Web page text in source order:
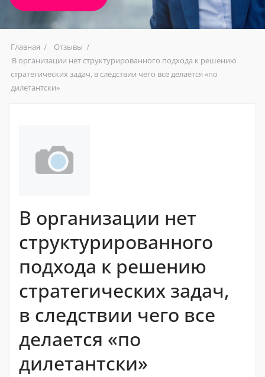
Главная
Отзывы
В организации нет структурированного подхода к решению
стратегических задач, в следствии чего все делается «по
дилетантски»
В организации нет
структурированного
подхода к решению
стратегических задач,
в следствии чего все
делается «по
дилетантски»